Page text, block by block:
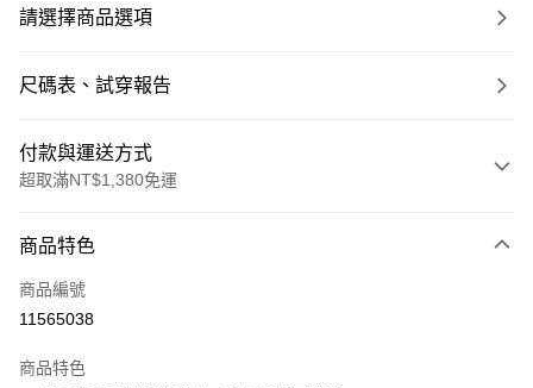
請選擇商品選項
尺碼表、試穿報告
付款與運送方式
超取滿NT$1,380免運
信用卡一次付款
信用卡分期付款
合作金庫商業銀行
商品特色
商品編號
11565038
商品特色